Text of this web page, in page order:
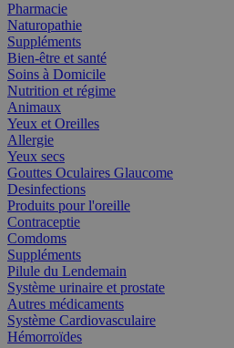
Pharmacie
Naturopathie
Suppléments
Bien-être et santé
Soins à Domicile
Nutrition et régime
Animaux
Yeux et Oreilles
Allergie
Yeux secs
Gouttes Oculaires Glaucome
Desinfections
Produits pour l'oreille
Contraceptie
Comdoms
Suppléments
Pilule du Lendemain
Système urinaire et prostate
Autres médicaments
Système Cardiovasculaire
Hémorroïdes